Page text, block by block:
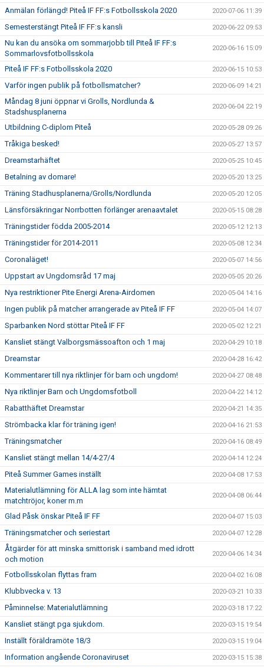
Anmälan förlängd! Piteå IF FF:s Fotbollsskola 2020 2020-07-06 11:39
Semesterstängt Piteå IF FF:s kansli 2020-06-22 09:53
Nu kan du ansöka om sommarjobb till Piteå IF FF:s
Sommarlovsfotbollsskola
2020-06-16 15:09
Piteå IF FF:s Fotbollsskola 2020 2020-06-15 10:53
Varför ingen publik på fotbollsmatcher? 2020-06-09 14:21
Måndag 8 juni öppnar vi Grolls, Nordlunda &
Stadshusplanerna
2020-06-04 22:19
Utbildning C-diplom Piteå 2020-05-28 09:26
Tråkiga besked! 2020-05-27 13:57
Dreamstarhäftet 2020-05-25 10:45
Betalning av domare! 2020-05-20 13:25
Träning Stadhusplanerna/Grolls/Nordlunda 2020-05-20 12:05
Länsförsäkringar Norrbotten förlänger arenaavtalet 2020-05-15 08:28
Träningstider födda 2005-2014 2020-05-12 12:13
Träningstider för 2014-2011 2020-05-08 12:34
Coronaläget! 2020-05-07 14:56
Uppstart av Ungdomsråd 17 maj 2020-05-05 20:26
Nya restriktioner Pite Energi Arena-Airdomen 2020-05-04 14:16
Ingen publik på matcher arrangerade av Piteå IF FF 2020-05-04 14:07
Sparbanken Nord stöttar Piteå IF FF 2020-05-02 12:21
Kansliet stängt Valborgsmässoafton och 1 maj 2020-04-29 10:18
Dreamstar 2020-04-28 16:42
Kommentarer till nya riktlinjer för barn och ungdom! 2020-04-27 08:48
Nya riktlinjer Barn och Ungdomsfotboll 2020-04-22 14:12
Rabatthäftet Dreamstar 2020-04-21 14:35
Strömbacka klar för träning igen! 2020-04-16 21:53
Träningsmatcher 2020-04-16 08:49
Kansliet stängt mellan 14/4-27/4 2020-04-14 12:24
Piteå Summer Games inställt 2020-04-08 17:53
Materialutlämning för ALLA lag som inte hämtat
matchtröjor, koner m.m
2020-04-08 06:44
Glad Påsk önskar Piteå IF FF 2020-04-07 15:03
Träningsmatcher och seriestart 2020-04-07 12:28
Åtgärder för att minska smittorisk i samband med idrott
och motion
2020-04-06 14:34
Fotbollsskolan flyttas fram 2020-04-02 16:08
Klubbvecka v. 13 2020-03-21 10:33
Påminnelse: Materialutlämning 2020-03-18 17:22
Kansliet stängt pga sjukdom. 2020-03-15 19:54
Inställt föräldramöte 18/3 2020-03-15 19:04
Information angående Coronaviruset 2020-03-15 15:38